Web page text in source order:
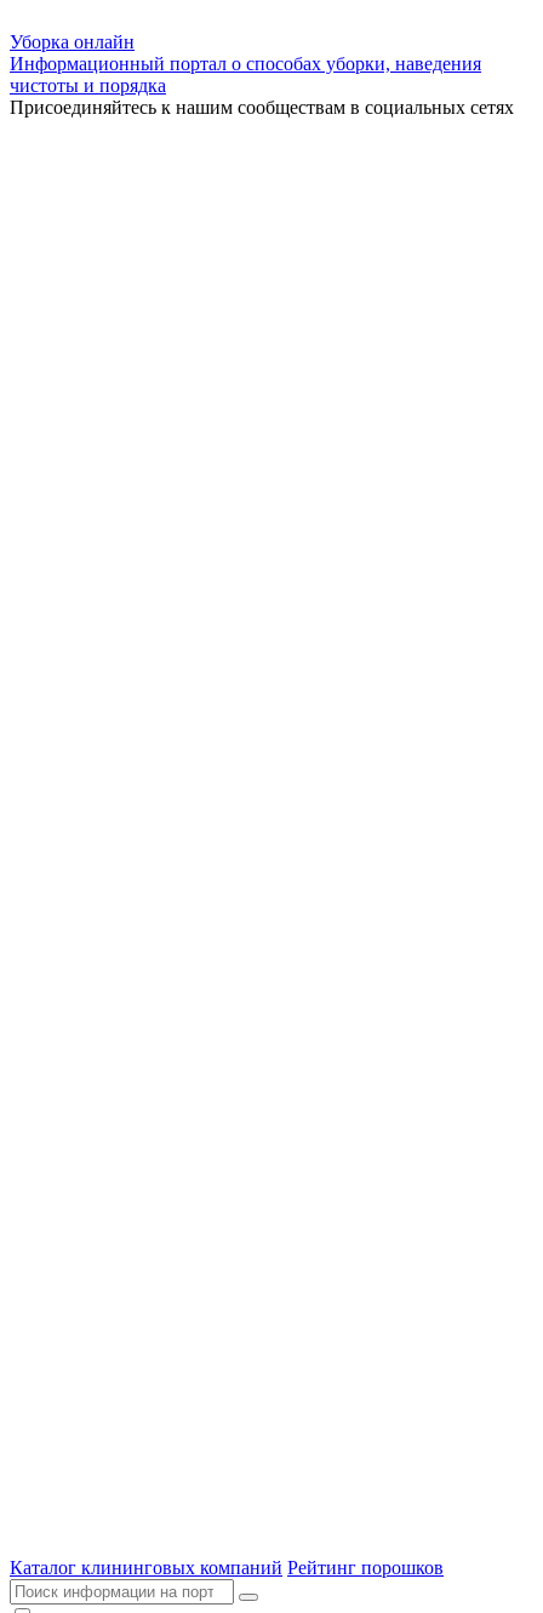
Уборка онлайн
Информационный портал о способах уборки, наведения
чистоты и порядка
Присоединяйтесь к нашим сообществам в социальных сетях
Каталог клининговых компаний Рейтинг порошков